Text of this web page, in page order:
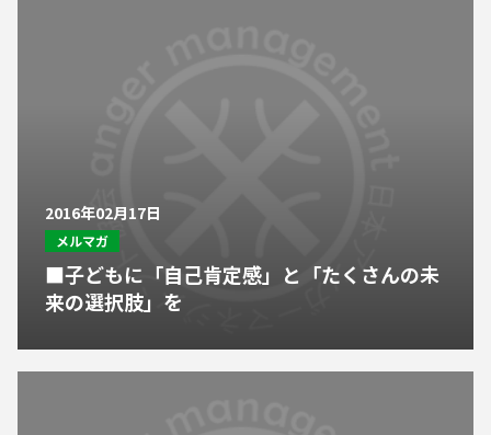
2016年02月17日
メルマガ
■子どもに「自己肯定感」と「たくさんの未
来の選択肢」を